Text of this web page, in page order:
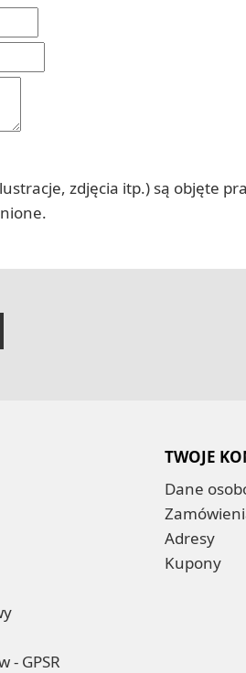
zdjęcia itp.) są objęte
- GPSR
TWOJE
Dane
Adresy
Kupony